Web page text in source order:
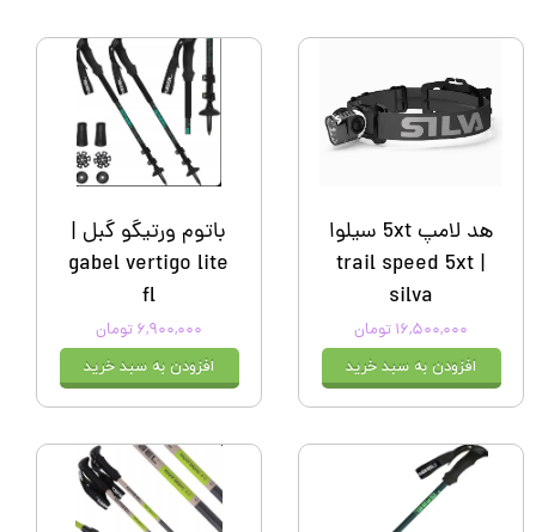
هد لامپ 5xt سیلوا
| trail speed 5xt
silva
۱۶,۵۰۰,۰۰۰ تومان
افزودن به سبد خرید
باتوم ورتیگو گبل |
gabel vertigo lite
fl
۶,۹۰۰,۰۰۰ تومان
افزودن به سبد خرید